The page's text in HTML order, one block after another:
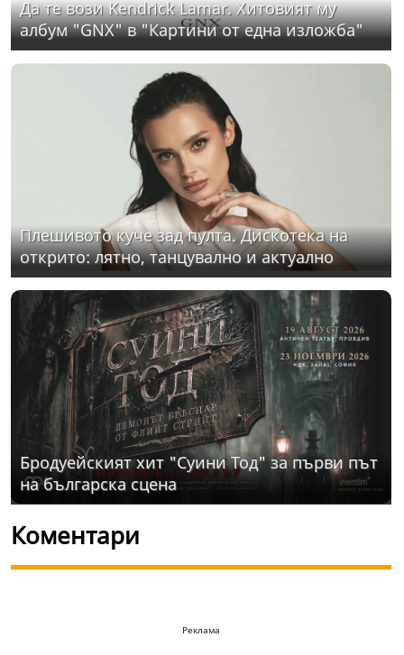
Да те вози Kendrick Lamar. Хитовият му
албум "GNX" в "Картини от една изложба"
Плешивото куче зад пулта. Дискотека на
открито: лятно, танцувално и актуално
Бродуейският хит "Суини Тод" за първи път
на българска сцена
Коментари
Реклама